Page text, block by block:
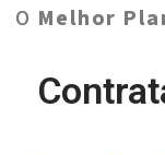
O Melhor